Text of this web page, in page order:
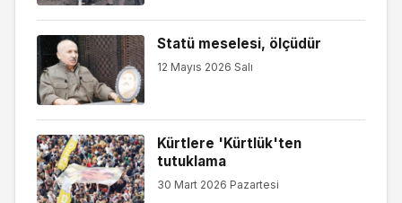
Statü meselesi, ölçüdür
12 Mayıs 2026 Salı
Kürtlere 'Kürtlük'ten
tutuklama
30 Mart 2026 Pazartesi